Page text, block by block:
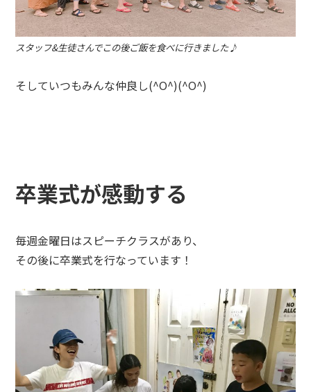
スタッフ&生徒さんでこの後ご飯を食べに行きました♪
そしていつもみんな仲良し(^O^)(^O^)
卒業式が感動する
毎週金曜日はスピーチクラスがあり、
その後に卒業式を行なっています！